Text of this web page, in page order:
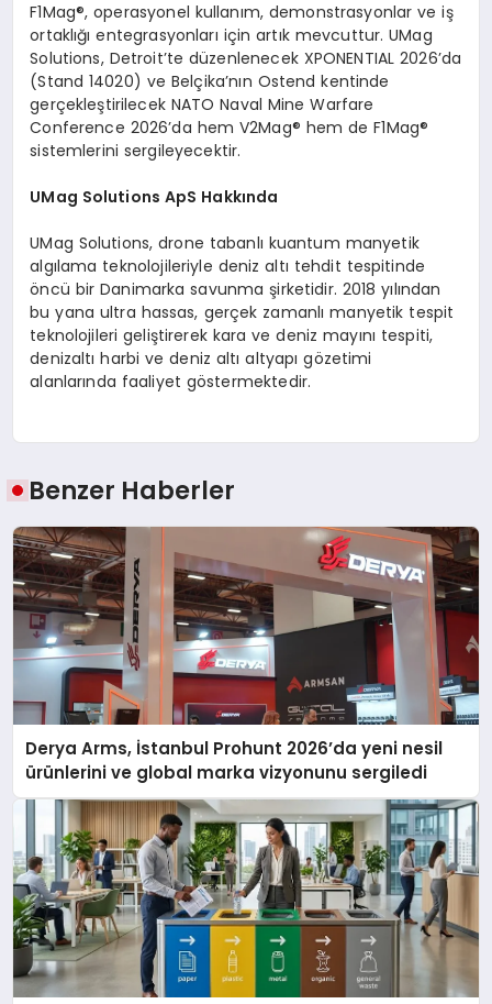
F1Mag®, operasyonel kullanım, demonstrasyonlar ve iş
ortaklığı entegrasyonları için artık mevcuttur. UMag
Solutions, Detroit’te düzenlenecek XPONENTIAL 2026’da
(Stand 14020) ve Belçika’nın Ostend kentinde
gerçekleştirilecek NATO Naval Mine Warfare
Conference 2026’da hem V2Mag® hem de F1Mag®
sistemlerini sergileyecektir.
UMag Solutions ApS Hakkında
UMag Solutions, drone tabanlı kuantum manyetik
algılama teknolojileriyle deniz altı tehdit tespitinde
öncü bir Danimarka savunma şirketidir. 2018 yılından
bu yana ultra hassas, gerçek zamanlı manyetik tespit
teknolojileri geliştirerek kara ve deniz mayını tespiti,
denizaltı harbi ve deniz altı altyapı gözetimi
alanlarında faaliyet göstermektedir.
Benzer Haberler
Derya Arms, İstanbul Prohunt 2026’da yeni nesil
ürünlerini ve global marka vizyonunu sergiledi